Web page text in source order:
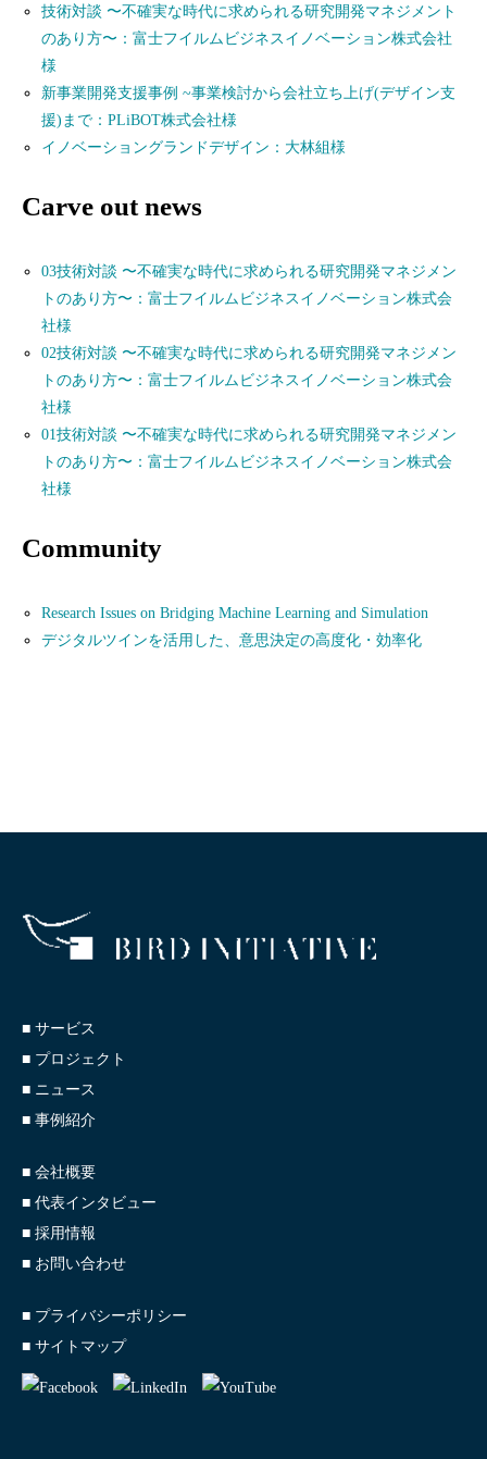
技術対談 〜不確実な時代に求められる研究開発マネジメント
のあり方〜：富士フイルムビジネスイノベーション株式会社
様
新事業開発支援事例 ~事業検討から会社立ち上げ(デザイン支
援)まで：PLiBOT株式会社様
イノベーショングランドデザイン：大林組様
Carve out news
03技術対談 〜不確実な時代に求められる研究開発マネジメン
トのあり方〜：富士フイルムビジネスイノベーション株式会
社様
02技術対談 〜不確実な時代に求められる研究開発マネジメン
トのあり方〜：富士フイルムビジネスイノベーション株式会
社様
01技術対談 〜不確実な時代に求められる研究開発マネジメン
トのあり方〜：富士フイルムビジネスイノベーション株式会
社様
Community
Research Issues on Bridging Machine Learning and Simulation
デジタルツインを活用した、意思決定の高度化・効率化
■ サービス
■ プロジェクト
■ ニュース
■ 事例紹介
■ 会社概要
■ 代表インタビュー
■ 採用情報
■ お問い合わせ
■ プライバシーポリシー
■ サイトマップ